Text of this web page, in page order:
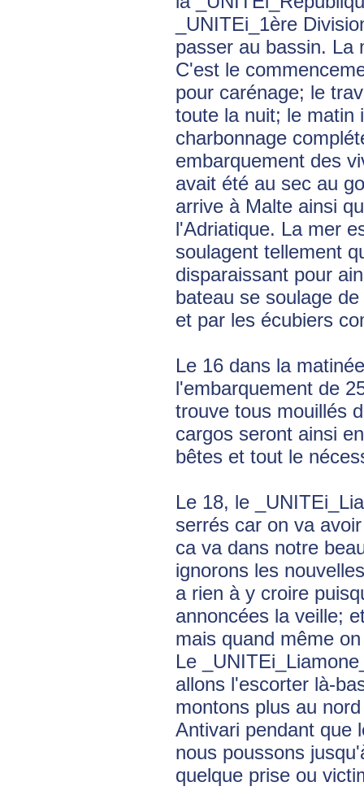
_UNITEi_1ère
passer au bassin. La
C'est le
pour carénage; le
toute la nuit; le matin
charbonnage
embarquement des
avait été au sec au
arrive à Malte ainsi
l'Adriatique. La mer
soulagent tellement
disparaissant pour
bateau se soulage
et par les écubiers
Le 16 dans la
l'embarquement de
trouve tous mouillés
cargos seront ainsi
bêtes et tout le
Le 18, le
serrés car on va
ca va dans notre
ignorons les
a rien à y croire
annoncées la veille;
mais quand même
Le
allons l'escorter là-
montons plus au
Antivari pendant que
nous poussons
quelque prise ou